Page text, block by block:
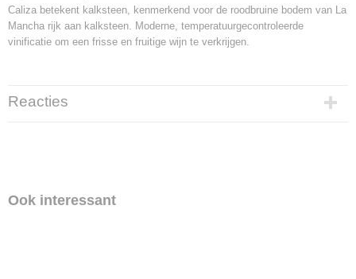
Caliza betekent kalksteen, kenmerkend voor de roodbruine bodem van La
Mancha rijk aan kalksteen. Moderne, temperatuurgecontroleerde
vinificatie om een frisse en fruitige wijn te verkrijgen.
Reacties
Ook interessant